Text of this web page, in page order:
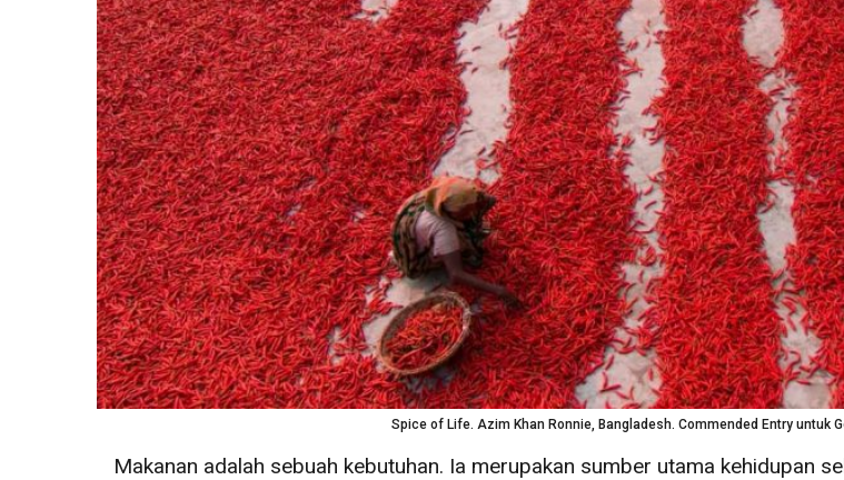
Spice of Life. Azim Khan Ronnie, Bangladesh. Commended Entry untuk
Makanan adalah sebuah kebutuhan. Ia merupakan sumber utama kehidupan